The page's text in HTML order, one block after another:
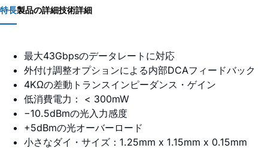
特長製品の詳細技術詳細
最大43Gbpsのデータレートに対応
外付け調整オプションによる内部DCAフィードバック
4KΩの差動トランスインピーダンス・ゲイン
低消費電力： < 300mW
−10.5dBmの光入力感度
+5dBmの光オーバーロード
小さなダイ・サイズ：1.25mm x 1.15mm x 0.15mm